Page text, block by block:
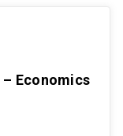
Economics